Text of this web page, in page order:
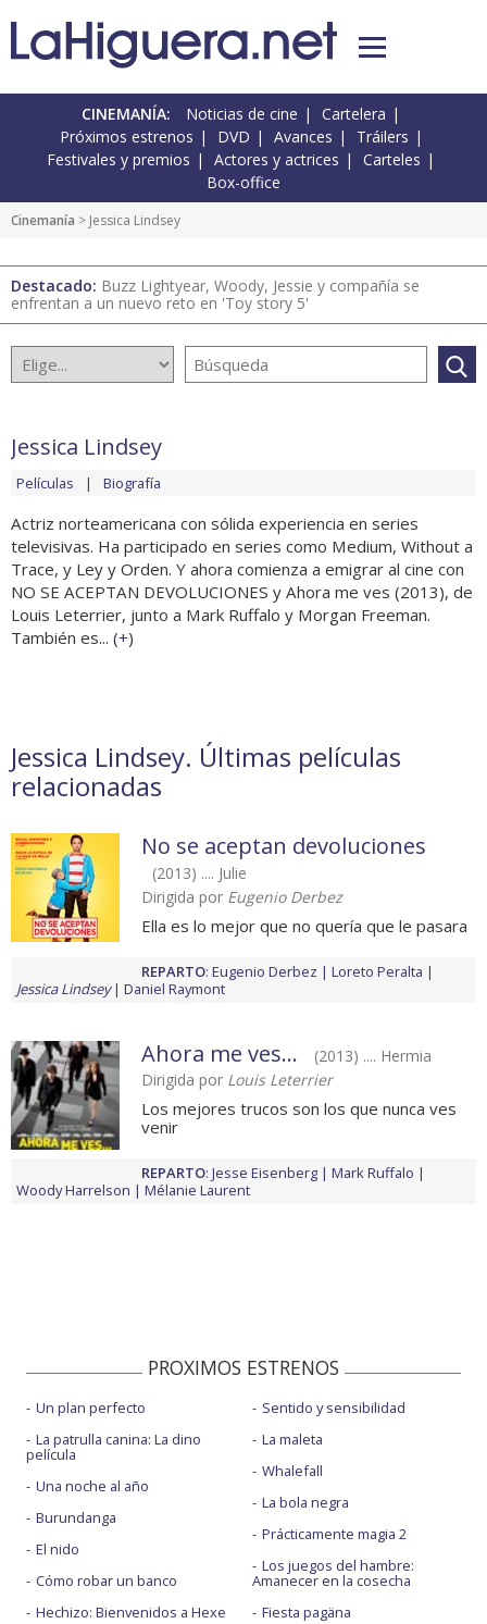
CINEMANÍA: Noticias de cine
Cartelera
Próximos estrenos
DVD Avances
Tráilers
Festivales y premios
Actores y actrices
Carteles
Box-office
Cinemanía > Jessica Lindsey
Destacado: Buzz Lightyear, Woody, Jessie y compañía se
enfrentan a un nuevo reto en 'Toy story 5'
Jessica Lindsey
Películas Biografía
Actriz norteamericana con sólida experiencia en series
televisivas. Ha participado en series como Medium, Without a
Trace, y Ley y Orden. Y ahora comienza a emigrar al cine con
NO SE ACEPTAN DEVOLUCIONES y Ahora me ves (2013), de
Louis Leterrier, junto a Mark Ruffalo y Morgan Freeman.
También es... (+)
Jessica Lindsey. Últimas películas
relacionadas
No se aceptan devoluciones
(2013) .... Julie
Dirigida por Eugenio Derbez
Ella es lo mejor que no quería que le pasara
REPARTO: Eugenio Derbez
Loreto Peralta
Jessica Lindsey
Daniel Raymont
Ahora me ves...
(2013) .... Hermia
Dirigida por Louis Leterrier
Los mejores trucos son los que nunca ves
venir
REPARTO: Jesse Eisenberg
Mark Ruffalo
Woody Harrelson
Mélanie Laurent
PROXIMOS ESTRENOS
Un plan perfecto
La patrulla canina: La dino
película
Una noche al año
Burundanga
El nido
Cómo robar un banco
Hechizo: Bienvenidos a Hexe
Sentido y sensibilidad
La maleta
Whalefall
La bola negra
Prácticamente magia 2
Los juegos del hambre:
Amanecer en la cosecha
Fiesta pagäna